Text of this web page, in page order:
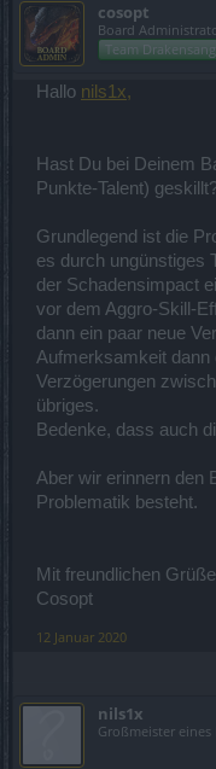
cosopt
Board
Team
Hallo nils1x,
Hast Du bei Deinem
Punkte-Talent)
Grundlegend ist die
es durch ungünstiges
der Schadensimpact
vor dem Aggro-Skill-
dann ein paar neue
Aufmerksamkeit dann
Verzögerungen
übriges.
Bedenke, dass auch
Aber wir erinnern den
Problematik besteht.
Mit freundlichen
Cosopt
12 Januar 2020
nils1x
Großmeister eines